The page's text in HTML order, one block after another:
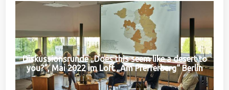
Diskussionsrunde „Does this seem like a desert to
you?“, Mai 2022 im Loft „Am Pfefferberg“ Berlin